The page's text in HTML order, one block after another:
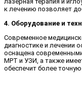
к лечению позволяет
4. Оборудование и
Современное
диагностике и лечении
оснащена
МРТ и УЗИ, а также
обеспечит более